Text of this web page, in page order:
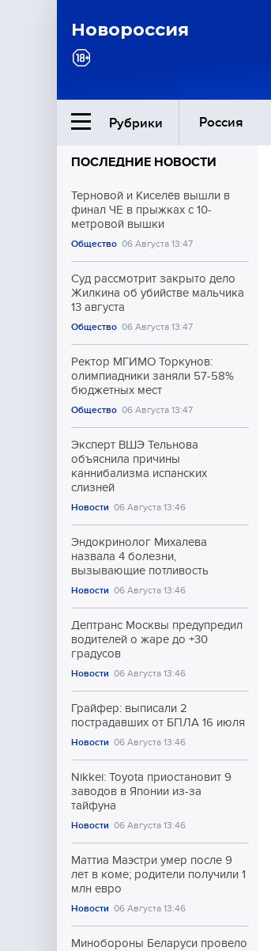
Новороссия
Рубрики Россия
Ближний Восток
Общество
Культура
ПОСЛЕДНИЕ НОВОСТИ
Терновой и Киселёв вышли в
финал ЧЕ в прыжках с 10-
метровой вышки
Общество 06 Августа 13:47
Суд рассмотрит закрыто дело
Жилкина об убийстве мальчика
13 августа
Общество 06 Августа 13:47
Ректор МГИМО Торкунов:
олимпиадники заняли 57-58%
бюджетных мест
Общество 06 Августа 13:47
Эксперт ВШЭ Тельнова
объяснила причины
каннибализма испанских
слизней
Новости 06 Августа 13:46
Эндокринолог Михалева
назвала 4 болезни,
вызывающие потливость
Новости 06 Августа 13:46
Дептранс Москвы предупредил
водителей о жаре до +30
градусов
Новости 06 Августа 13:46
Грайфер: выписали 2
пострадавших от БПЛА 16 июля
Новости 06 Августа 13:46
Nikkei: Toyota приостановит 9
заводов в Японии из-за
тайфуна
Новости 06 Августа 13:46
Маттиа Маэстри умер после 9
лет в коме; родители получили 1
млн евро
Новости 06 Августа 13:46
Минобороны Беларуси провело